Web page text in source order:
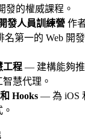
發的權威課程。
發人員訓練營 作
名第一的 Web 開
工程 — 建構能夠
慧代理。
Hooks — 為 iOS